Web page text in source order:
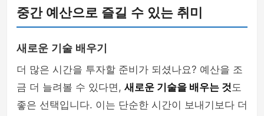
중간 예산으로 즐길 수 있는 취미
새로운 기술 배우기
더 많은 시간을 투자할 준비가 되셨나요? 예산을 조
금 더 늘려볼 수 있다면, 새로운 기술을 배우는 것도
좋은 선택입니다. 이는 단순한 시간이 보내기보다 더